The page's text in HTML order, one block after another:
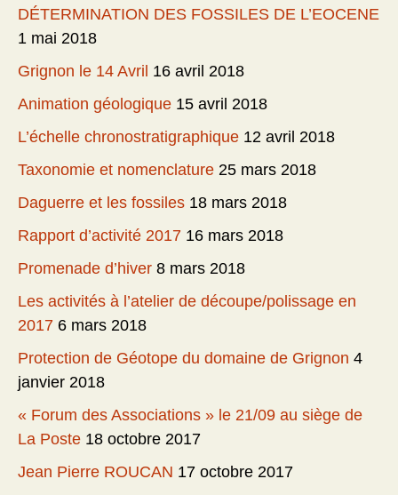
DÉTERMINATION DES FOSSILES DE L’EOCENE
1 mai 2018
Grignon le 14 Avril 16 avril 2018
Animation géologique 15 avril 2018
L’échelle chronostratigraphique 12 avril 2018
Taxonomie et nomenclature 25 mars 2018
Daguerre et les fossiles 18 mars 2018
Rapport d’activité 2017 16 mars 2018
Promenade d’hiver 8 mars 2018
Les activités à l’atelier de découpe/polissage en
2017 6 mars 2018
Protection de Géotope du domaine de Grignon 4
janvier 2018
« Forum des Associations » le 21/09 au siège de
La Poste 18 octobre 2017
Jean Pierre ROUCAN 17 octobre 2017